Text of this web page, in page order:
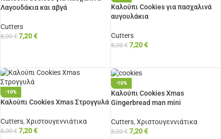
Λαγουδάκια και αβγά
Cutters
8,00€ 7,20€
Καλούπι Cookies για πασχαλινά
αυγουλάκια
Cutters
8,00€ 7,20€
-10%
Καλούπι Cookies Xmas Στρογγυλά
Cutters, Χριστουγεννιάτικα
8,00€ 7,20€
-10%
Καλούπι Cookies Xmas
Gingerbread man mini
Cutters, Χριστουγεννιάτικα
8,00€ 7,20€